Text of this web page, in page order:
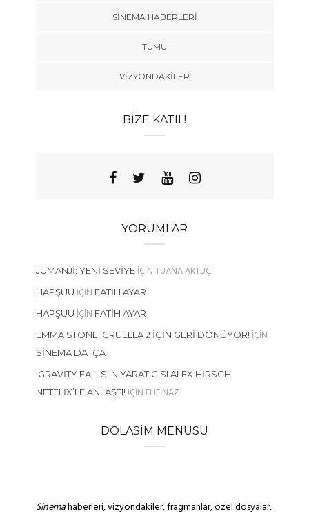
SINEMA HABERLERI
TÜMÜ
VIZYONDAKILER
BIZE KATIL!
YORUMLAR
JUMANJI: YENI SEVIYEIÇINTUANA ARTUÇ
HAPŞUU IÇIN FATIH AYAR
HAPŞUU IÇIN FATIH AYAR
EMMA STONE, CRUELLA 2 İÇIN GERI DÖNÜYOR!IÇIN
SINEMA DATÇA
‘GRAVITY FALLS’IN YARATICISI ALEX HIRSCH
NETFLIX’LE ANLAŞTI!IÇIN ELIF NAZ
DOLASIM MENUSU
Sinemahaberleri, vizyondakiler, fragmanlar, özel dosyalar,